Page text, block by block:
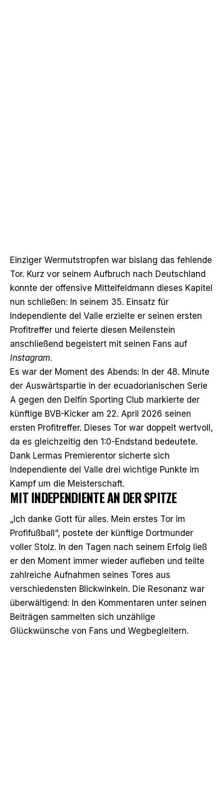
Einziger Wermutstropfen war bislang das fehlende
Tor. Kurz vor seinem Aufbruch nach Deutschland
konnte der offensive Mittelfeldmann dieses Kapitel
nun schließen: In seinem 35. Einsatz für
Independiente del Valle erzielte er seinen ersten
Profitreffer und feierte diesen Meilenstein
anschließend begeistert mit seinen Fans auf
Instagram.
Es war der Moment des Abends: In der 48. Minute
der Auswärtspartie in der ecuadorianischen Serie
A gegen den Delfín Sporting Club markierte der
künftige BVB-Kicker am 22. April 2026 seinen
ersten Profitreffer. Dieses Tor war doppelt wertvoll,
da es gleichzeitig den 1:0-Endstand bedeutete.
Dank Lermas Premierentor sicherte sich
Independiente del Valle drei wichtige Punkte im
Kampf um die Meisterschaft.
MIT INDEPENDIENTE AN DER SPITZE
„Ich danke Gott für alles. Mein erstes Tor im
Profifußball“, postete der künftige Dortmunder
voller Stolz. In den Tagen nach seinem Erfolg ließ
er den Moment immer wieder aufleben und teilte
zahlreiche Aufnahmen seines Tores aus
verschiedensten Blickwinkeln. Die Resonanz war
überwältigend: In den Kommentaren unter seinen
Beiträgen sammelten sich unzählige
Glückwünsche von Fans und Wegbegleitern.